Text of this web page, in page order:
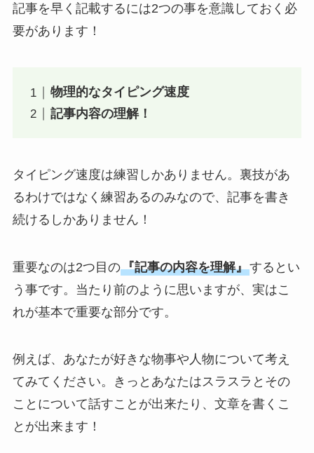
記事を早く記載するには2つの事を意識しておく必
要があります！
物理的なタイピング速度
記事内容の理解！
タイピング速度は練習しかありません。裏技があ
るわけではなく練習あるのみなので、記事を書き
続けるしかありません！
重要なのは2つ目の『記事の内容を理解』するとい
う事です。当たり前のように思いますが、実はこ
れが基本で重要な部分です。
例えば、あなたが好きな物事や人物について考え
てみてください。きっとあなたはスラスラとその
ことについて話すことが出来たり、文章を書くこ
とが出来ます！